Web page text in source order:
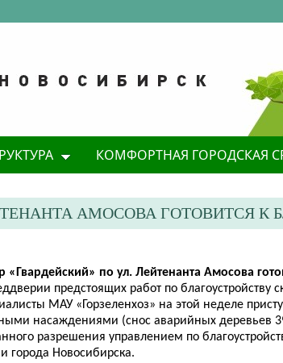
КОМФОРТНАЯ ГОРОДСКАЯ
АМОСОВА ГОТОВИТСЯ К
«Гвардейский» по ул. Лейтенанта Амосова
предстоящих работ по благоустройству
МАУ «Горзеленхоз» на этой неделе
насаждениями (снос аварийных деревьев
разрешения управлением по
города Новосибирска.